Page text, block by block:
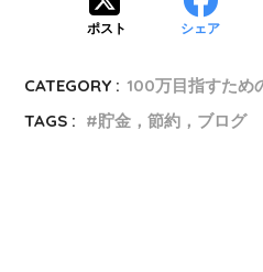
ポスト シェア
CATEGORY : 100万目指すため
TAGS :
貯金，節約，ブログ